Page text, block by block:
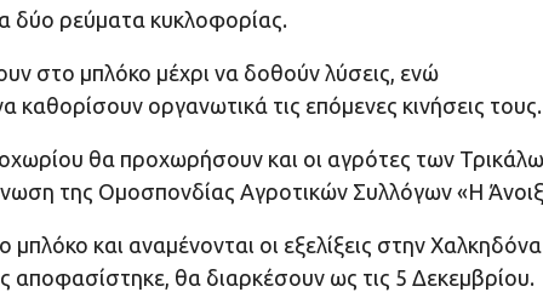
δύο ρεύματα κυκλοφορίας.
στο μπλόκο μέχρι να δοθούν λύσεις, ενώ
οργανωτικά τις επόμενες κινήσεις τους.
θα προχωρήσουν και οι αγρότες των
της Ομοσπονδίας Αγροτικών Συλλόγων «Η
και αναμένονται οι εξελίξεις στην Χαλκηδόνα
θα διαρκέσουν ως τις 5 Δεκεμβρίου.